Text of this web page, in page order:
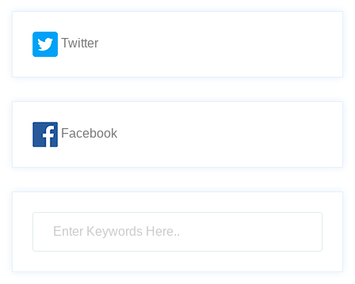
Twitter
Facebook